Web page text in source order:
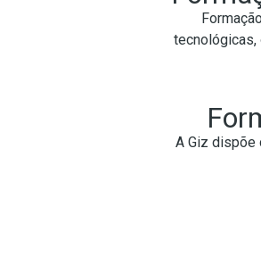
tecnológicas,
A Giz dispõe